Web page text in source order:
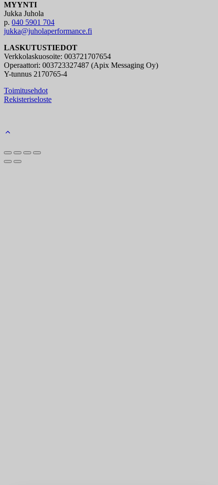
MYYNTI
Jukka Juhola
p. 040 5901 704
jukka@juholaperformance.fi
LASKUTUSTIEDOT
Verkkolaskuosoite: 003721707654
Operaattori: 003723327487 (Apix Messaging Oy)
Y-tunnus 2170765-4
Toimitusehdot
Rekisteriseloste
Back
top